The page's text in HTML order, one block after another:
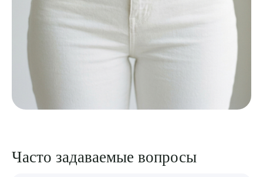
Часто задаваемые вопросы